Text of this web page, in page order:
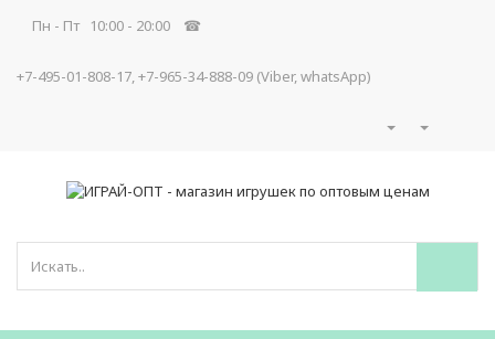
Пн - Пт 10:00 - 20:00 ☎
+7-495-01-808-17, +7-965-34-888-09 (Viber, whatsApp)